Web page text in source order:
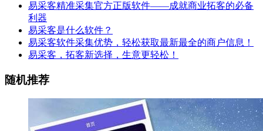
易采客精准采集官方正版软件——成就商业拓客的必备
利器
易采客是什么软件？
易采客软件采集优势，轻松获取最新最全的商户信息！
易采客，拓客新选择，生意‮轻更‬松！
随机推荐